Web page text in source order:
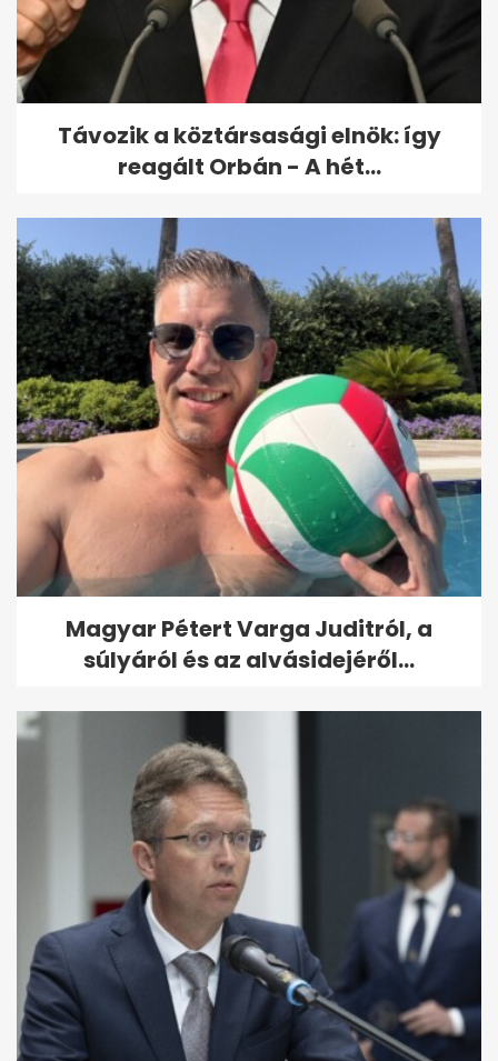
Ördög Nóra: a Szombat esti láz
előtt azt mondták, egy hét...
Távozik a köztársasági elnök: így
reagált Orbán - A hét...
Magyar Pétert Varga Juditról, a
súlyáról és az alvásidejéről...